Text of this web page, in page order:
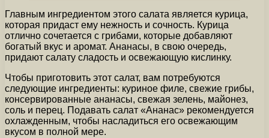
Главным ингредиентом этого салата является курица,
которая придаст ему нежность и сочность. Курица
отлично сочетается с грибами, которые добавляют
богатый вкус и аромат. Ананасы, в свою очередь,
придают салату сладость и освежающую кислинку.
Чтобы приготовить этот салат, вам потребуются
следующие ингредиенты: куриное филе, свежие грибы,
консервированные ананасы, свежая зелень, майонез,
соль и перец. Подавать салат «Ананас» рекомендуется
охлажденным, чтобы насладиться его освежающим
вкусом в полной мере.